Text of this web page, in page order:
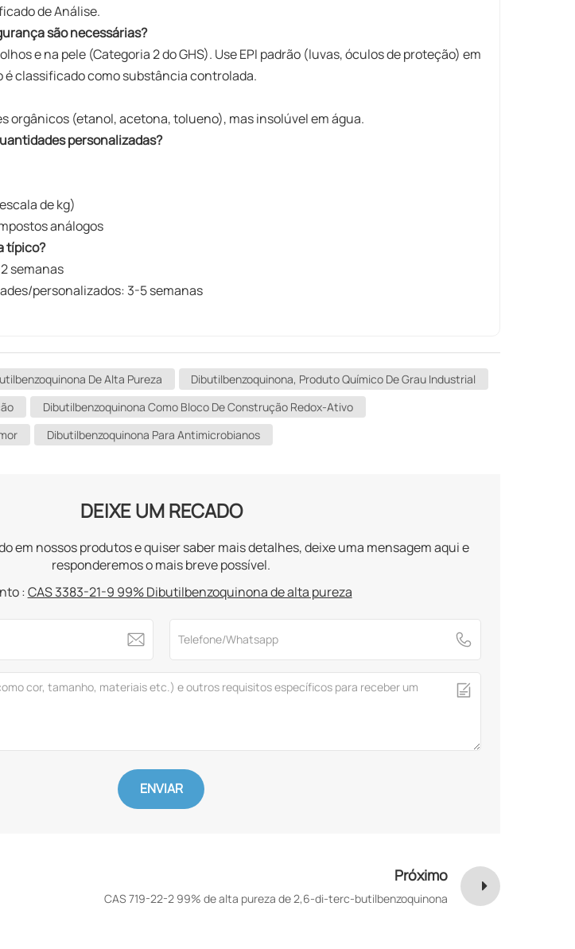
de Análise.
são necessárias?
e na pele (Categoria 2 do GHS). Use EPI padrão (luvas, óculos de proteção) em
é classificado como substância controlada.
orgânicos (etanol, acetona, tolueno), mas ​insolúvel em água.
personalizadas?
de kg)
análogos
típico?
semanas​
personalizados: 3-5 semanas
De Alta Pureza
Dibutilbenzoquinona, Produto Químico De Grau Industrial
Dibutilbenzoquinona Como Bloco De Construção Redox-Ativo
Dibutilbenzoquinona Para Antimicrobianos
DEIXE UM RECADO
em nossos produtos e quiser saber mais detalhes, deixe uma mensagem aqui e
responderemos o mais breve possível.
:CAS 3383-21-9 99% Dibutilbenzoquinona de alta pureza
ENVIAR
Próximo
CAS 719-22-2 99% de alta pureza de 2,6-di-terc-butilbenzoquinona